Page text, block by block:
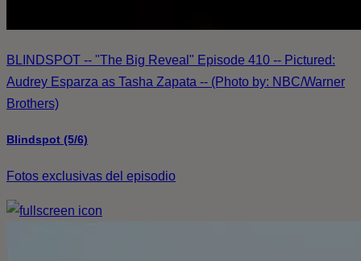
BLINDSPOT -- "The Big Reveal" Episode 410 -- Pictured:
Audrey Esparza as Tasha Zapata -- (Photo by: NBC/Warner
Brothers)
Blindspot (5/6)
Fotos exclusivas del episodio